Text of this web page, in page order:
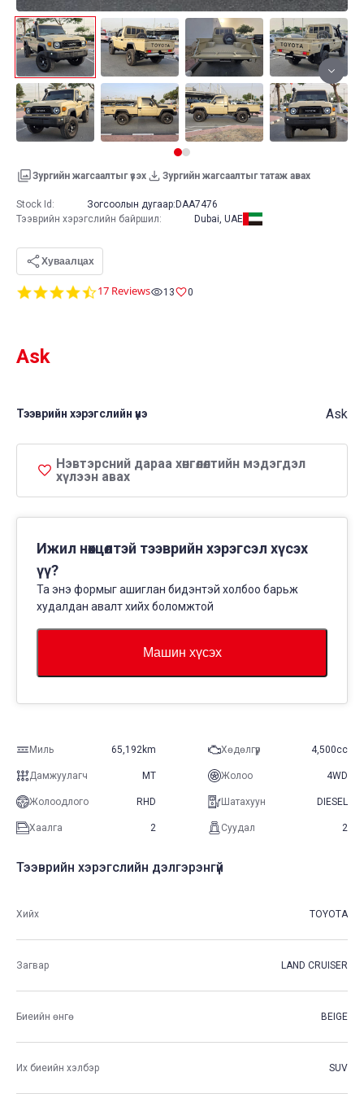
Зургийн жагсаалтыг үзэх Зургийн жагсаалтыг татаж авах
4.6
17 Reviews 13 0
Ask
Тээврийн хэрэгслийн үнэ Ask
Нэвтэрсний дараа хөнгөлөлтийн мэдэгдэл
хүлээн авах
Ижил нөхцөлтэй тээврийн хэрэгсэл хүсэх
үү?
Та энэ формыг ашиглан бидэнтэй холбоо барьж
худалдан авалт хийх боломжтой
Машин хүсэх
Миль 65,192km Хөдөлгүүр 4,500cc
Дамжуулагч MT Жолоо 4WD
Жолоодлого RHD Шатахуун DIESEL
Хаалга 2 Суудал 2
Stock Id: Зогсоолын дугаар: DAA7476
Тээврийн хэрэгслийн байршил: Dubai, UAE
Хуваалцах
Тээврийн хэрэгслийн дэлгэрэнгүй
Хийх TOYOTA
Загвар LAND CRUISER
Биеийн өнгө BEIGE
Их биеийн хэлбэр SUV